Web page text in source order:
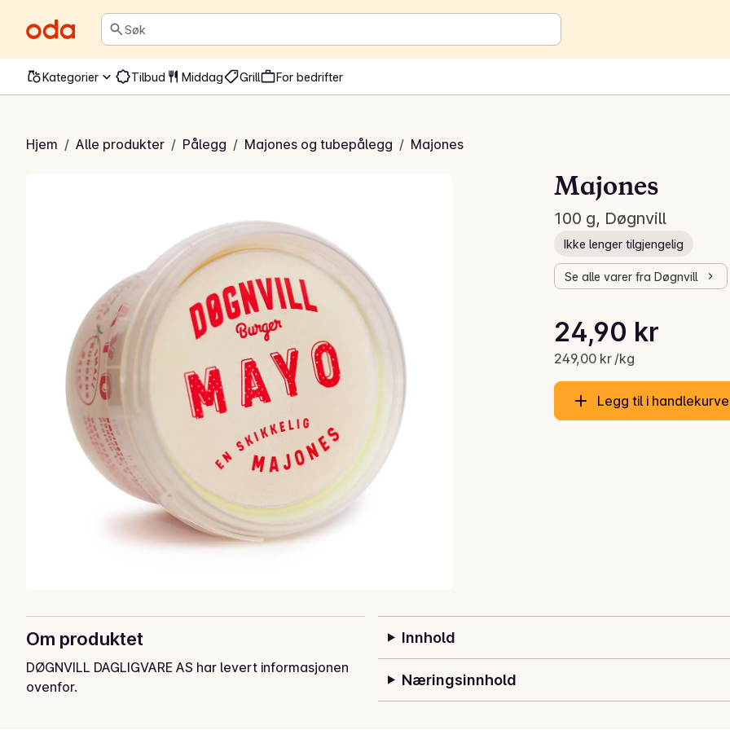
Søk
Kategorier Tilbud Middag Grill For bedrifter
Hjem / Alle produkter / Pålegg / Majones og tubepålegg / Majones
Majones
Majones
100 g, Døgnvill
Ikke lenger tilgjengelig
Se alle varer fra Døgnvill
Gjeldende pris er: 24,90 kr
24,90 kr
249,00 kr /kg
Stykkpris: 249,00 kr /kg
Legg til i
Om produktet
DØGNVILL DAGLIGVARE AS har levert informasjonen
ovenfor.
Innhold
Næringsinnhold